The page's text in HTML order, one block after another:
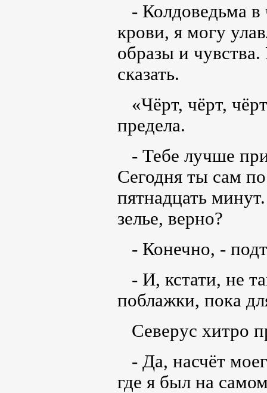
- Колдоведьма в
крови, я могу
образы и
сказать.
«Чёрт, чёрт,
предела.
- Тебе лучше
Сегодня ты сам
пятнадцать
зелье, верно?
- Конечно, -
- И, кстати, не
поблажки, пока
Северус хитро
- Да, насчёт
где я был на